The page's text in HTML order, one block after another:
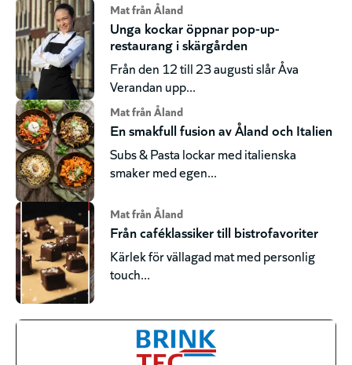
Mat från Åland
Unga kockar öppnar pop-up-
restaurang i skärgården
Från den 12 till 23 augusti slår Åva
Verandan upp...
Mat från Åland
En smakfull fusion av Åland och Italien
Subs & Pasta lockar med italienska
smaker med egen...
Mat från Åland
Från caféklassiker till bistrofavoriter
Kärlek för vällagad mat med personlig
touch...